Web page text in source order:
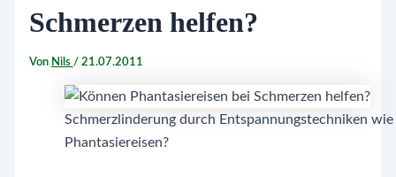
Schmerzen helfen?
Von Nils / 21.07.2011
Schmerzlinderung durch Entspannungstechniken wie
Phantasiereisen?